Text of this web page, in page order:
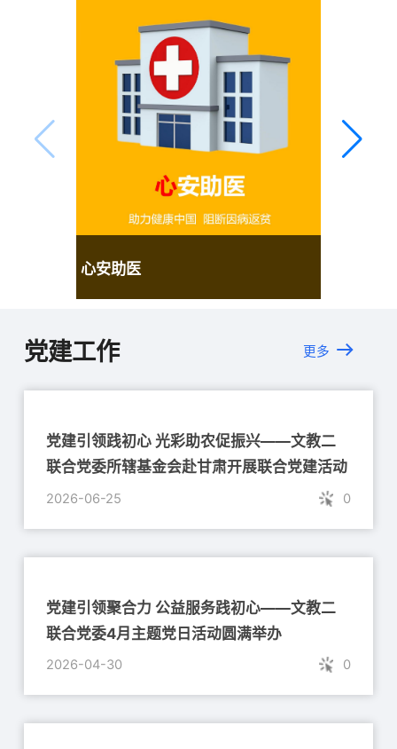
心安助医
党建工作 更多
党建引领践初心 光彩助农促振兴——文教二
联合党委所辖基金会赴甘肃开展联合党建活动
2026-06-25 0
党建引领聚合力 公益服务践初心——文教二
联合党委4月主题党日活动圆满举办
2026-04-30 0